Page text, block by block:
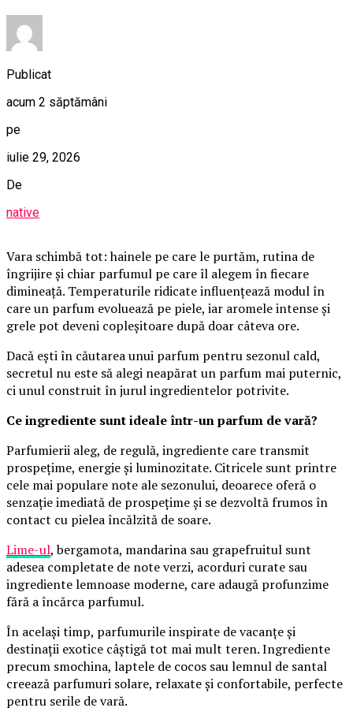
Publicat
acum 2 săptămâni
pe
iulie 29, 2026
De
native
Vara schimbă tot: hainele pe care le purtăm, rutina de
îngrijire și chiar parfumul pe care îl alegem în fiecare
dimineață. Temperaturile ridicate influențează modul în
care un parfum evoluează pe piele, iar aromele intense și
grele pot deveni copleșitoare după doar câteva ore.
Dacă ești în căutarea unui parfum pentru sezonul cald,
secretul nu este să alegi neapărat un parfum mai puternic,
ci unul construit în jurul ingredientelor potrivite.
Ce ingrediente sunt ideale într-un parfum de vară?
Parfumierii aleg, de regulă, ingrediente care transmit
prospețime, energie și luminozitate. Citricele sunt printre
cele mai populare note ale sezonului, deoarece oferă o
senzație imediată de prospețime și se dezvoltă frumos în
contact cu pielea încălzită de soare.
Lime-ul, bergamota, mandarina sau grapefruitul sunt
adesea completate de note verzi, acorduri curate sau
ingrediente lemnoase moderne, care adaugă profunzime
fără a încărca parfumul.
În același timp, parfumurile inspirate de vacanțe și
destinații exotice câștigă tot mai mult teren. Ingrediente
precum smochina, laptele de cocos sau lemnul de santal
creează parfumuri solare, relaxate și confortabile, perfecte
pentru serile de vară.